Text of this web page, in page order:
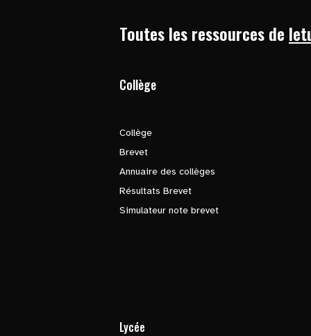
Toutes les ressources de
Collège
Collège
Brevet
Annuaire des collèges
Résultats Brevet
Simulateur note brevet
Lycée